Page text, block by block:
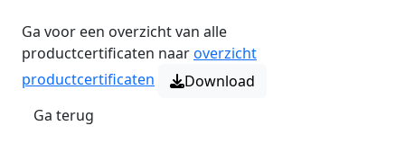
Ga voor een overzicht van alle
productcertificaten naaroverzicht
productcertificaten
Download
Ga terug